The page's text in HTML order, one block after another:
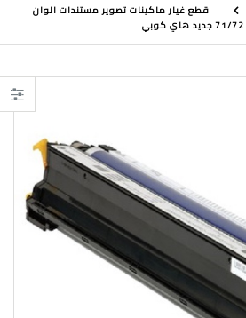
قطع غيار ماكينات تصوير مستندات الوان